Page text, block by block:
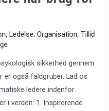
,Ledelse,Organisation,Tillid
sikkerhed gennem
er også faldgruber. Lad os
ledere indenfor
i verden: 1. Inspirerende